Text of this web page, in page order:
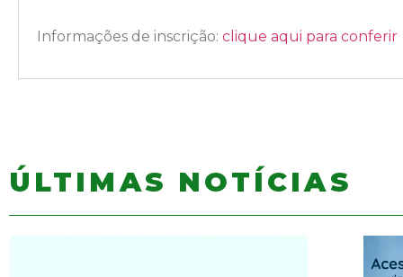
Informações de inscrição: clique aqui para conferir
ÚLTIMAS NOTÍCIAS